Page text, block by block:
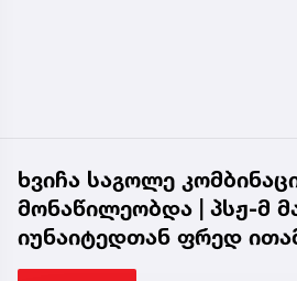
ხვიჩა საგოლე
მონაწილეობდა | პსჟ-მ
იუნაიტედთან ფრედ